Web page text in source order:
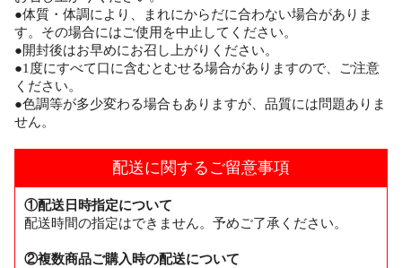
●体質・体調により、まれにからだに合わない場合がありま
す。その場合にはご使用を中止してください。
●開封後はお早めにお召し上がりください。
●1度にすべて口に含むとむせる場合がありますので、ご注意
ください。
●色調等が多少変わる場合もありますが、品質には問題ありま
せん。
配送に関するご留意事項
①配送日時指定について
配送時間の指定はできません。予めご了承ください。
②複数商品ご購入時の配送について